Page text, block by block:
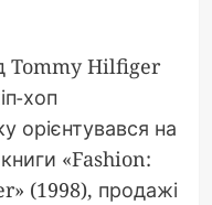
Tommy Hilfiger
хоп
орієнтувався на
«Fashion:
(1998), продажі